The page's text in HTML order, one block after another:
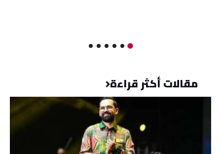
مقالات أكثر قراءة